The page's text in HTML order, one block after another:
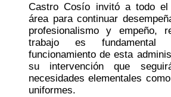
Castro Cosío invitó a todo
área para continuar
profesionalismo y empeño,
trabajo es
funcionamiento de esta
su intervención que
necesidades elementales
uniformes.